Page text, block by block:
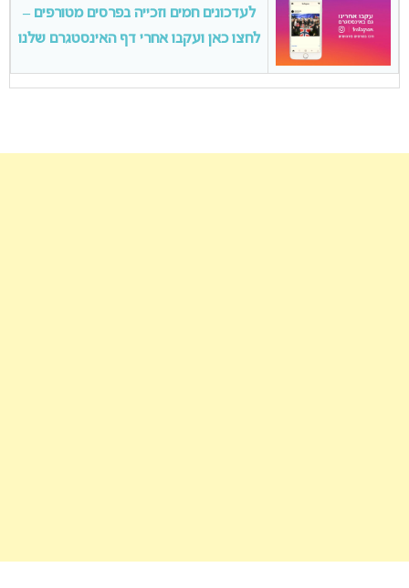
לעדכונים חמים וזכייה בפרסים מטורפים –
לחצו כאן ועקבו אחרי דף האינסטגרם שלנו